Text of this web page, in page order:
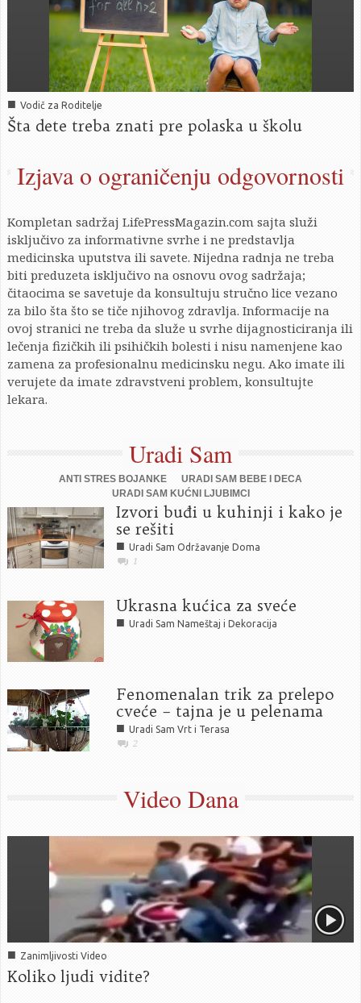
■ Vodič za Roditelje
Šta dete treba znati pre polaska u školu
Izjava o ograničenju odgovornosti
Kompletan sadržaj LifePressMagazin.com sajta služi
isključivo za informativne svrhe i ne predstavlja
medicinska uputstva ili savete. Nijedna radnja ne treba
biti preduzeta isključivo na osnovu ovog sadržaja;
čitaocima se savetuje da konsultuju stručno lice vezano
za bilo šta što se tiče njihovog zdravlja. Informacije na
ovoj stranici ne treba da služe u svrhe dijagnosticiranja ili
lečenja fizičkih ili psihičkih bolesti i nisu namenjene kao
zamena za profesionalnu medicinsku negu. Ako imate ili
verujete da imate zdravstveni problem, konsultujte
lekara.
Uradi Sam
ANTI STRES BOJANKE
URADI SAM BEBE I DECA
URADI SAM KUĆNI LJUBIMCI
Izvori buđi u kuhinji i kako je
se rešiti
■ Uradi Sam Održavanje Doma
1
Ukrasna kućica za sveće
■ Uradi Sam Nameštaj i Dekoracija
Fenomenalan trik za prelepo
cveće – tajna je u pelenama
■ Uradi Sam Vrt i Terasa
2
Video Dana
■ Zanimljivosti Video
Koliko ljudi vidite?